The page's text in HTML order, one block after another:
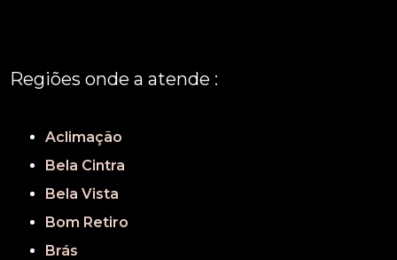
Regiões onde a atende :
Aclimação
Bela Cintra
Bela Vista
Bom Retiro
Brás